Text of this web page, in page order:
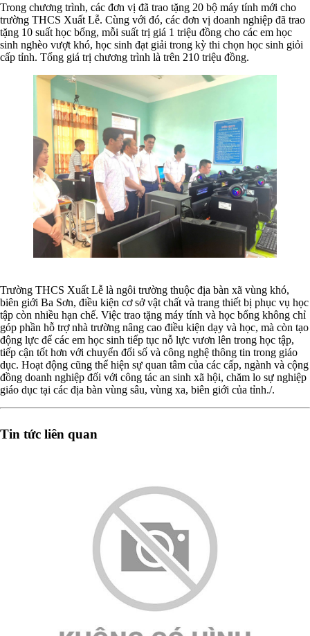
Trong chương trình, các đơn vị đã trao tặng 20 bộ máy tính mới cho
trường THCS Xuất Lễ. Cùng với đó, các đơn vị doanh nghiệp đã trao
tặng 10 suất học bổng, mỗi suất trị giá 1 triệu đồng cho các em học
sinh nghèo vượt khó, học sinh đạt giải trong kỳ thi chọn học sinh giỏi
cấp tỉnh. Tổng giá trị chương trình là trên 210 triệu đồng.
Trường THCS Xuất Lễ là ngôi trường thuộc địa bàn xã vùng khó,
biên giới Ba Sơn, điều kiện cơ sở vật chất và trang thiết bị phục vụ học
tập còn nhiều hạn chế. Việc trao tặng máy tính và học bổng không chỉ
góp phần hỗ trợ nhà trường nâng cao điều kiện dạy và học, mà còn tạo
động lực để các em học sinh tiếp tục nỗ lực vươn lên trong học tập,
tiếp cận tốt hơn với chuyển đổi số và công nghệ thông tin trong giáo
dục. Hoạt động cũng thể hiện sự quan tâm của các cấp, ngành và cộng
đồng doanh nghiệp đối với công tác an sinh xã hội, chăm lo sự nghiệp
giáo dục tại các địa bàn vùng sâu, vùng xa, biên giới của tỉnh./.
Tin tức liên quan